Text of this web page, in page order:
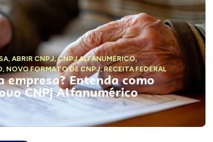
, ABRIR CNPJ,CNPJ ALFANUMÉRICO,
, NOVO FORMATO DE CNPJ,RECEITA FEDERAL
empresa? Entenda como
CNPJ Alfanumérico